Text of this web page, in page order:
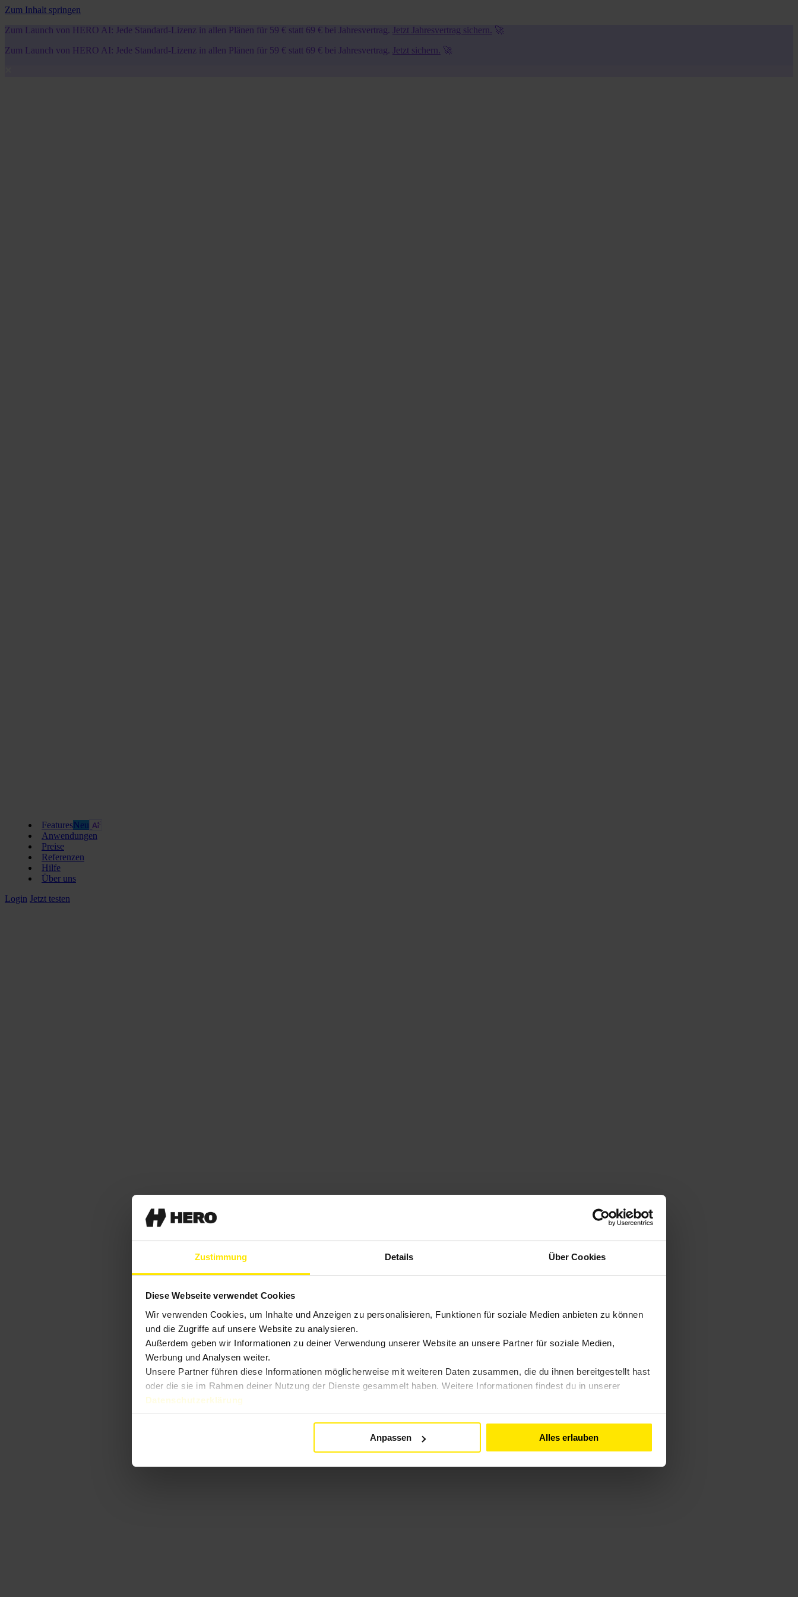
Zustimmung Details Über Cookies
Diese Webseite verwendet Cookies
Wir verwenden Cookies, um Inhalte und Anzeigen zu personalisieren, Funktionen für soziale Medien anbieten zu können
und die Zugriffe auf unsere Website zu analysieren.
Außerdem geben wir Informationen zu deiner Verwendung unserer Website an unsere Partner für soziale Medien,
Werbung und Analysen weiter.
Unsere Partner führen diese Informationen möglicherweise mit weiteren Daten zusammen, die du ihnen bereitgestellt hast
oder die sie im Rahmen deiner Nutzung der Dienste gesammelt haben. Weitere Informationen findest du in unserer
Datenschutzerklärung
Anpassen Alles erlauben
Zum Inhalt springen
Zum Launch von HERO AI: Jede Standard-Lizenz in allen Plänen für 59 € statt 69 € bei Jahresvertrag. Jetzt Jahresvertrag sichern. 🚀
Zum Launch von HERO AI: Jede Standard-Lizenz in allen Plänen für 59 € statt 69 € bei Jahresvertrag. Jetzt sichern. 🚀
FeaturesNeu
Anwendungen
Preise
Referenzen
Hilfe
Über uns
Login Jetzt testen